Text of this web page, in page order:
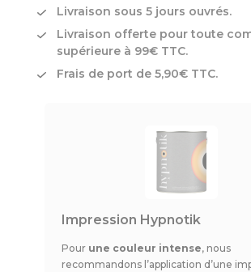
Livraison sous 5 jours ouvrés.
Livraison offerte pour toute
supérieure à 99€ TTC.
Frais de port de 5,90€ TTC.
Impression Hypnotik
Pour une couleur intense, nous
recommandons l’application d’une